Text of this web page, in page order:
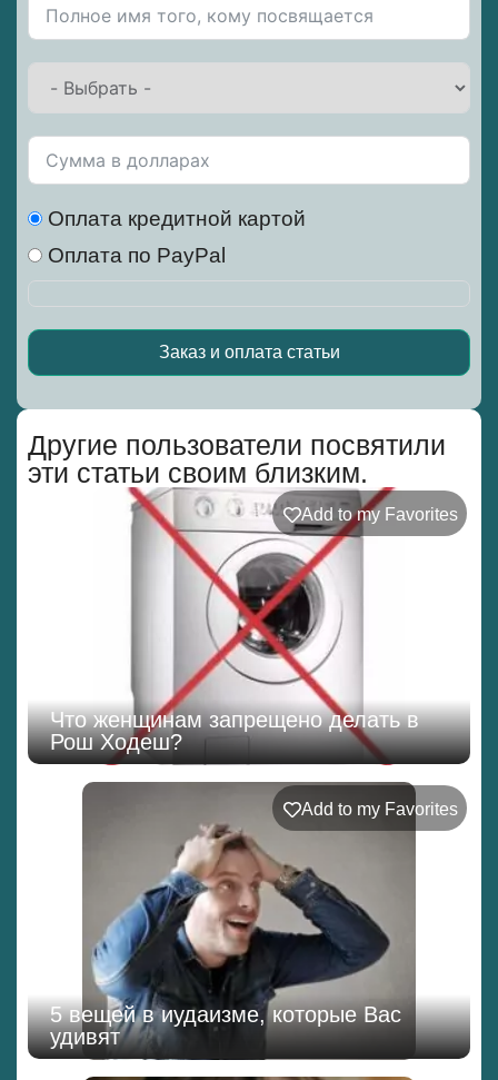
Другие пользователи посвятили
эти статьи своим близким.
Add to my Favorites
Что женщинам запрещено делать в
Рош Ходеш?
Add to my Favorites
5 вещей в иудаизме, которые Вас
удивят
Оплата кредитной картой
Оплата по PayPal
Заказ и оплата статьи
Alternative: